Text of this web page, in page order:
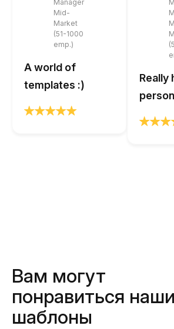
Manager
Mid-
Market
(51-1000
emp.)
A world of
templates :)
Really
Вам могут
понравиться наши
шаблоны